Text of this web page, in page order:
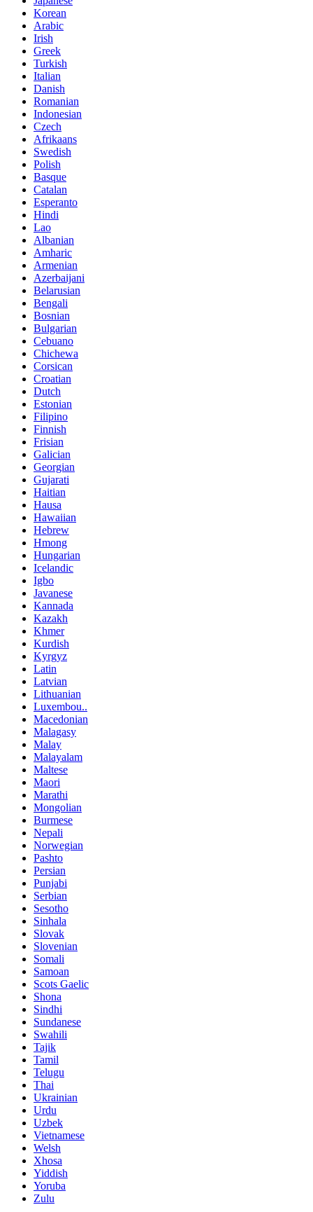
Korean
Arabic
Irish
Greek
Turkish
Italian
Danish
Romanian
Indonesian
Czech
Afrikaans
Swedish
Polish
Basque
Catalan
Esperanto
Hindi
Lao
Albanian
Amharic
Armenian
Azerbaijani
Belarusian
Bengali
Bosnian
Bulgarian
Cebuano
Chichewa
Corsican
Croatian
Dutch
Estonian
Filipino
Finnish
Frisian
Galician
Georgian
Gujarati
Haitian
Hausa
Hawaiian
Hebrew
Hmong
Hungarian
Icelandic
Igbo
Javanese
Kannada
Kazakh
Khmer
Kurdish
Kyrgyz
Latin
Latvian
Lithuanian
Luxembou..
Macedonian
Malagasy
Malay
Malayalam
Maltese
Maori
Marathi
Mongolian
Burmese
Nepali
Norwegian
Pashto
Persian
Punjabi
Serbian
Sesotho
Sinhala
Slovak
Slovenian
Somali
Samoan
Scots Gaelic
Shona
Sindhi
Sundanese
Swahili
Tajik
Tamil
Telugu
Thai
Ukrainian
Urdu
Uzbek
Vietnamese
Welsh
Xhosa
Yiddish
Yoruba
Zulu